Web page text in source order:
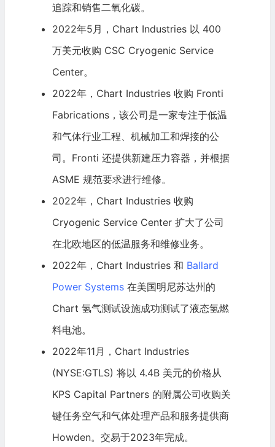
追踪和销售二氧化碳。
2022年5月，Chart Industries 以 400
万美元收购 CSC Cryogenic Service
Center。
2022年，Chart Industries 收购 Fronti
Fabrications，该公司是一家专注于低温
和气体行业工程、机械加工和焊接的公
司。Fronti 还提供新建压力容器，并根据
ASME 规范要求进行维修。
2022年，Chart Industries 收购
Cryogenic Service Center 扩大了公司
在北欧地区的低温服务和维修业务。
2022年，Chart Industries 和 Ballard
Power Systems在美国明尼苏达州的
Chart 氢气测试设施成功测试了液态氢燃
料电池。
2022年11月，Chart Industries
(NYSE:GTLS) 将以 4.4B 美元的价格从
KPS Capital Partners 的附属公司收购关
键任务空气和气体处理产品和服务提供商
Howden。交易于2023年完成。